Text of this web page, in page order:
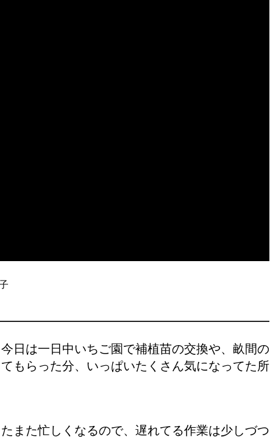
日は一日中いちご園で補植苗の交換や、畝間の
もらった分、いっぱいたくさん気になってた所
また忙しくなるので、遅れてる作業は少しづつ